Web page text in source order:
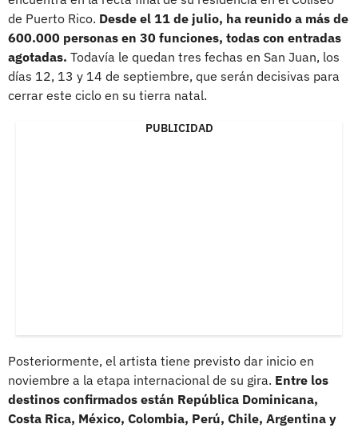
de Puerto Rico. Desde el 11 de julio, ha reunido a más de
600.000 personas en 30 funciones, todas con entradas
agotadas. Todavía le quedan tres fechas en San Juan, los
días 12, 13 y 14 de septiembre, que serán decisivas para
cerrar este ciclo en su tierra natal.
PUBLICIDAD
Posteriormente, el artista tiene previsto dar inicio en
noviembre a la etapa internacional de su gira. Entre los
destinos confirmados están República Dominicana,
Costa Rica, México, Colombia, Perú, Chile, Argentina y